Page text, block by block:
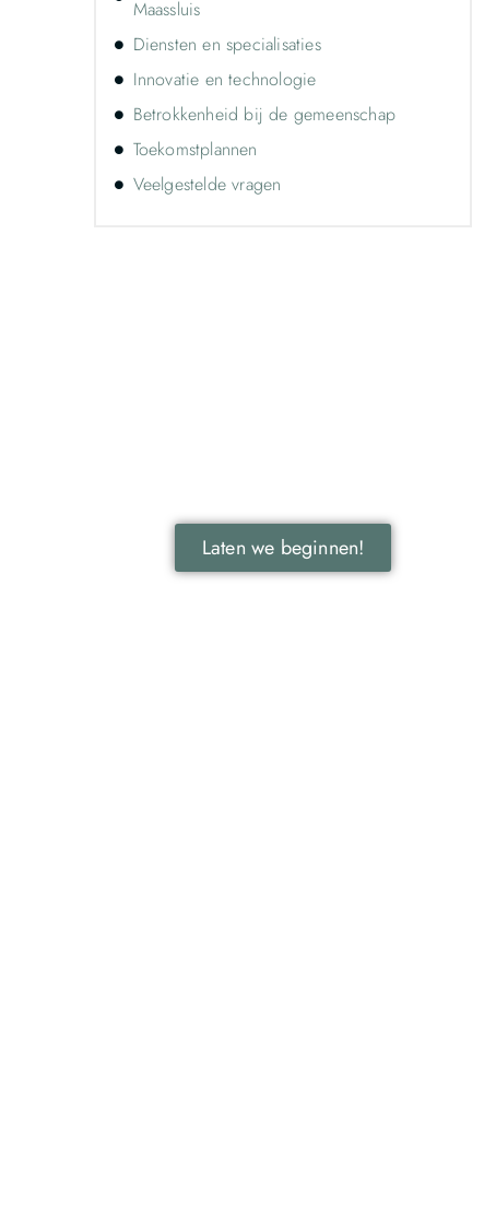
Maassluis
Diensten en specialisaties
Innovatie en technologie
Betrokkenheid bij de gemeenschap
Toekomstplannen
Veelgestelde vragen
Laten we beginnen!